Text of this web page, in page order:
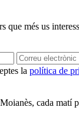
que més us
la política de
cada matí